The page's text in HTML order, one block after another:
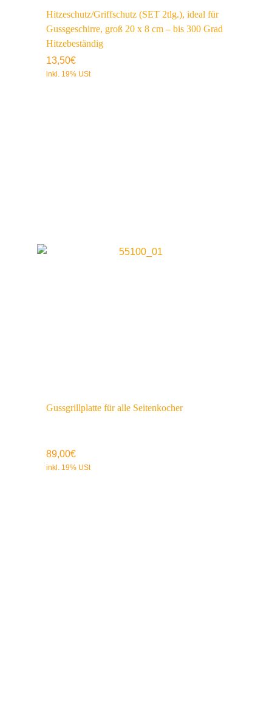
Hitzeschutz/Griffschutz (SET 2tlg.), ideal für
Gussgeschirre, groß 20 x 8 cm – bis 300 Grad
Hitzebeständig
13,50€
Gussgrillplatte für alle Seitenkocher
89,00€